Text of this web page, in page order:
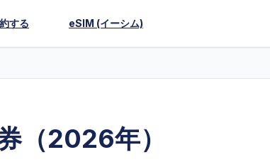
する eSIM (イーシム)
（2026年）